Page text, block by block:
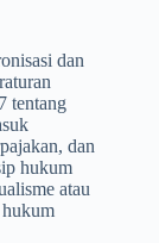
dan
tentang
dan
hukum
atau